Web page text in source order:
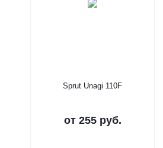
Sprut Unagi 110F
от 255 руб.